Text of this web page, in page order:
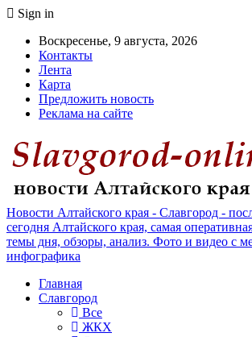
Sign in
Воскресенье, 9 августа, 2026
Контакты
Лента
Карта
Предложить новость
Реклама на сайте
Новости Алтайского края - Славгород -
сегодня Алтайского края, самая
темы дня, обзоры, анализ. Фото и видео с
инфографика
Главная
Славгород
Все
ЖКХ